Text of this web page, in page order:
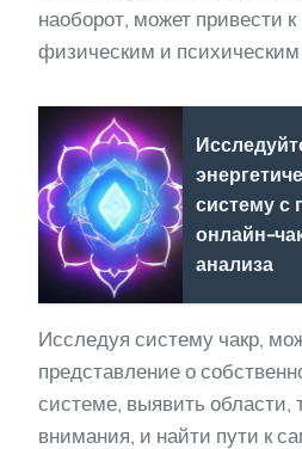
наоборот, может привести
физическим и психическим
систему
онлайн-
анализа
Исследуя систему чакр,
представление о
системе, выявить
внимания, и найти пути к